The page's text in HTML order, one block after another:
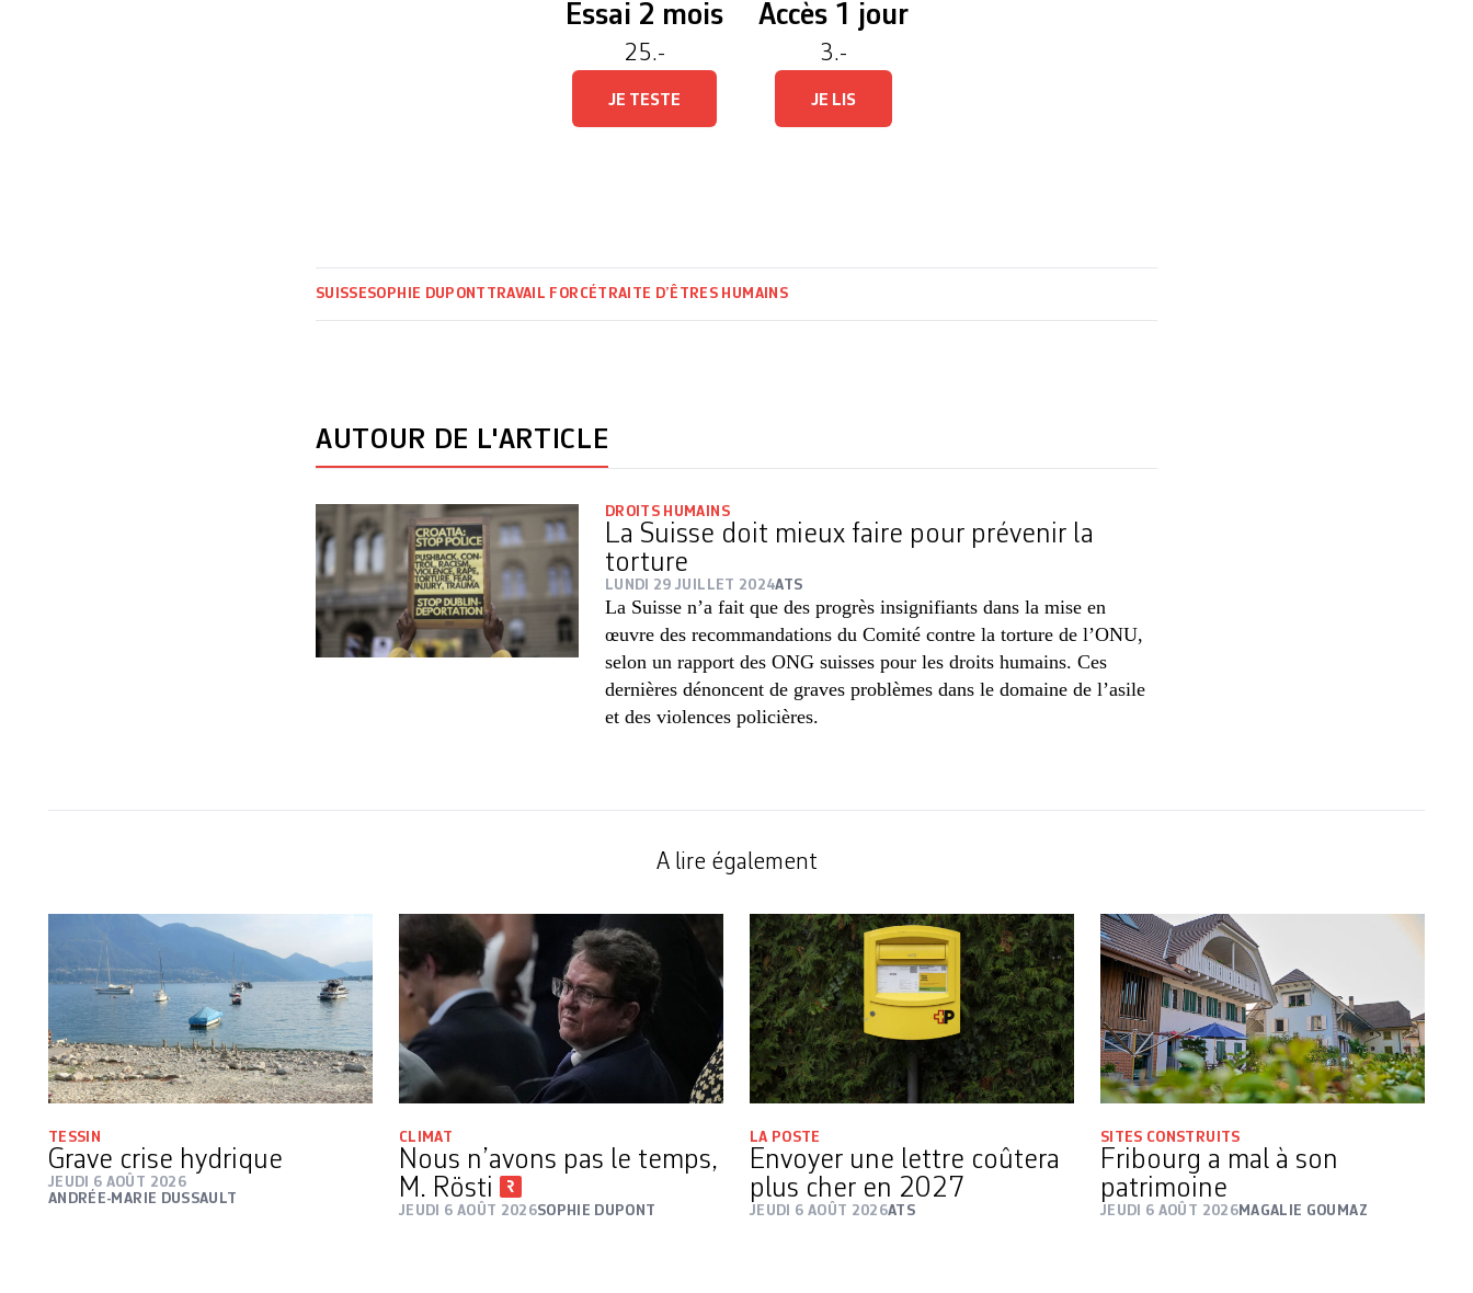
Essai 2 mois
25.-
JE TESTE
Accès 1 jour
3.-
JE LIS
SUISSESOPHIE DUPONT TRAVAIL FORCÉTRAITE D’ÊTRES HUMAINS
AUTOUR DE L'ARTICLE
DROITS HUMAINS
La Suisse doit mieux faire pour prévenir la
torture
LUNDI 29 JUILLET 2024ATS
La Suisse n’a fait que des progrès insignifiants dans la mise en
œuvre des recommandations du Comité contre la torture de l’ONU,
selon un rapport des ONG suisses pour les droits humains. Ces
dernières dénoncent de graves problèmes dans le domaine de l’asile
et des violences policières.
A lire également
TESSIN
Grave crise hydrique
JEUDI 6 AOÛT 2026
ANDRÉE-MARIE DUSSAULT
CLIMAT
Nous n’avons pas le temps,
M. Rösti
JEUDI 6 AOÛT 2026SOPHIE DUPONT
LA POSTE
Envoyer une lettre coûtera
plus cher en 2027
JEUDI 6 AOÛT 2026ATS
SITES CONSTRUITS
Fribourg a mal à son
patrimoine
JEUDI 6 AOÛT 2026MAGALIE GOUMAZ